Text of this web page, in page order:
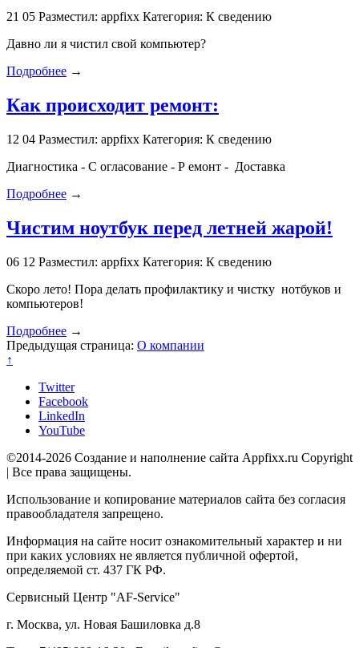
21 05 Разместил: appfixx Категория: К сведению
Давно ли я чистил свой компьютер?
Подробнее →
Как происходит ремонт:
12 04 Разместил: appfixx Категория: К сведению
Диагностика - С огласование - Р емонт - Доставка
Подробнее →
Чистим ноутбук перед летней жарой!
06 12 Разместил: appfixx Категория: К сведению
Скоро лето! Пора делать профилактику и чистку нотбуков и
компьютеров!
Подробнее →
Предыдущая страница: О компании
↑
Twitter
Facebook
LinkedIn
YouTube
©2014-2026 Создание и наполнение сайта Appfixx.ru Copyright
| Все права защищены.
Использование и копирование материалов сайта без согласия
правообладателя запрещено.
Информация на сайте носит ознакомительный характер и ни
при каких условиях не является публичной офертой,
определяемой ст. 437 ГК РФ.
Сервисный Центр "AF-Service"
г. Москва, ул. Новая Башиловка д.8